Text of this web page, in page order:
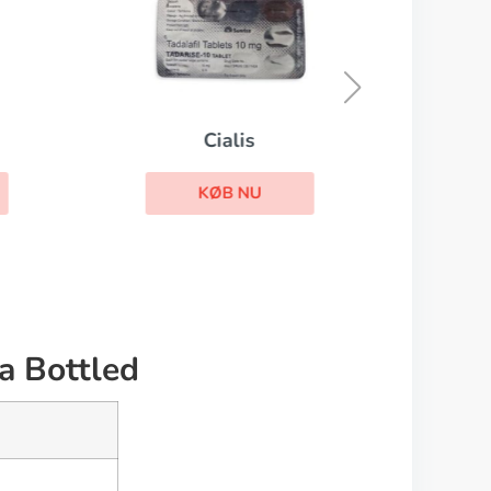
Cialis
KØB NU
Bottled